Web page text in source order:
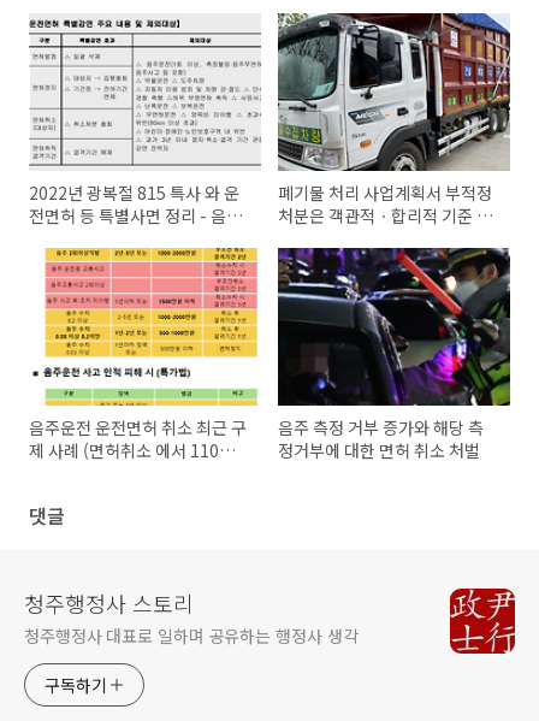
2022년 광복절 815 특사 와 운
전면허 등 특별사면 정리 - 음주
폐기물 처리 사업계획서 부적정
처분은 객관적ㆍ합리적 기준 없
판으로 구제 - 청주행정사
음주운전 운전면허 취소 최근 구
제 사례 (면허취소 에서 110일
음주 측정 거부 증가와 해당 측
정거부에 대한 면허 취소 처벌
댓글
청주행정사 스토리
청주행정사 대표로 일하며 공유하는 행정사 생각
구독하기